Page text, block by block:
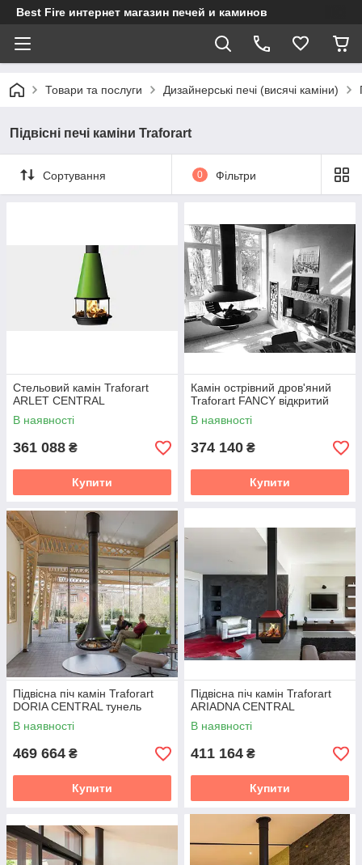
Best Fire интернет магазин печей и каминов
Товари та послуги Дизайнерські печі (висячі каміни)
Підвісні печі каміни Traforart
Сортування 0 Фільтри
Стельовий камін Traforart
ARLET CENTRAL
В наявності
361 088 ₴
Купити
Камін острівний дров'яний
Traforart FANCY відкритий
В наявності
374 140 ₴
Купити
Підвісна піч камін Traforart
DORIA CENTRAL тунель
В наявності
469 664 ₴
Купити
Підвісна піч камін Traforart
ARIADNA CENTRAL
В наявності
411 164 ₴
Купити